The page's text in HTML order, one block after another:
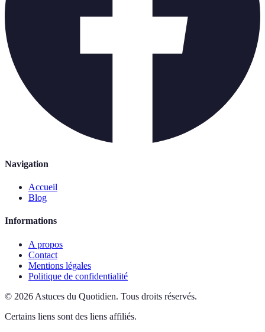
Navigation
Accueil
Blog
Informations
A propos
Contact
Mentions légales
Politique de confidentialité
© 2026 Astuces du Quotidien. Tous droits réservés.
Certains liens sont des liens affiliés.